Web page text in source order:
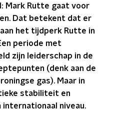
Mark Rutte gaat voor
Dat betekent dat er
het tijdperk Rutte in
periode met
zijn leiderschap in de
(denk aan de
gas). Maar in
stabiliteit en
internationaal niveau.